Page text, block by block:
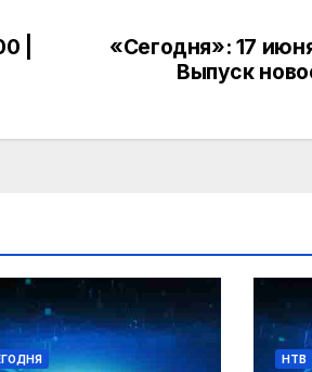
«Сегодня»: 17
Выпуск
|
НТВ